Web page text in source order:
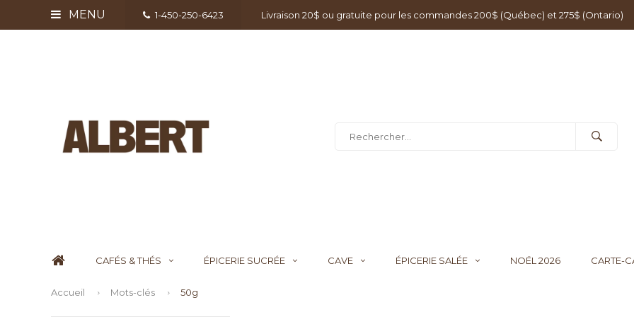
MENU 1-450-250-6423 Livraison 20$ ou gratuite pour les commandes 200$ (Québec) et 275$ (Ontario)
CAFÉS & THÉS ÉPICERIE SUCRÉE CAVE ÉPICERIE SALÉE NOËL 2026 CARTE-
Accueil Mots-clés 50g